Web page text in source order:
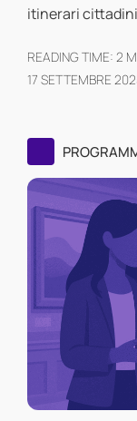
itinerari
READING TIME: 2
17 SETTEMBRE